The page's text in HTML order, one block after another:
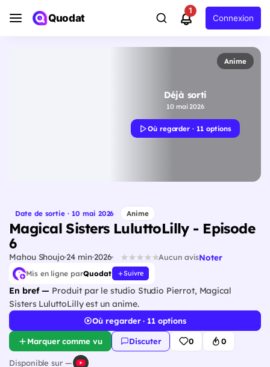
Quodat
1
Connexion
Anime
Déjà sorti
10 mai 2026
Où regarder · 11 options
Date de sortie · 10 mai 2026 Anime
Magical Sisters LuluttoLilly - Episode
6
Mahou Shoujo 24 min 2026 Aucun avisNoter
Mis en ligne parQuodat Suivre
En bref — Produit par le studio Studio Pierrot, Magical
Sisters LuluttoLilly est un anime.
Où regarder · 11 options
Marquer comme vu Discuter 0 0
Disponible sur —